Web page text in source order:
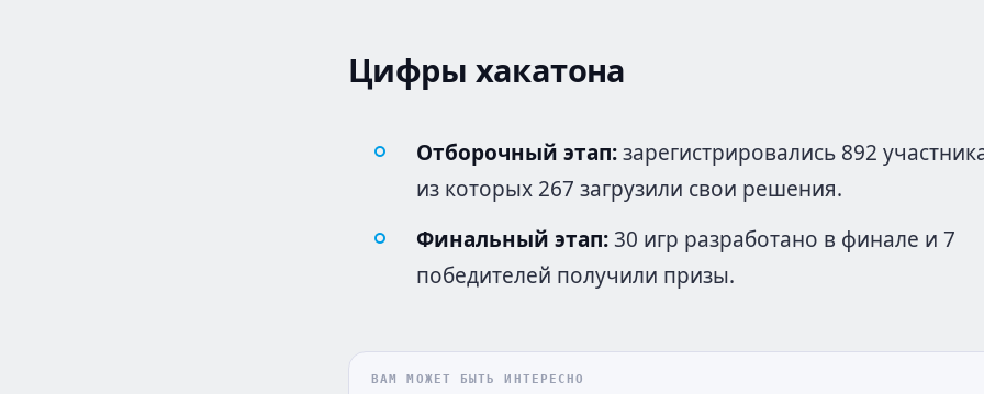
Цифры хакатона
Отборочный этап:зарегистрировались 892
из которых 267 загрузили свои решения.
Финальный этап:30 игр разработано в финале и 7
победителей получили призы.
ВАМ МОЖЕТ БЫТЬ ИНТЕРЕСНО